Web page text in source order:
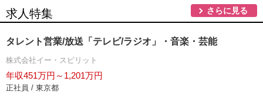
求人特集 さらに見る
タレント営業/放送「テレビ/ラジオ」・音楽・芸能
株式会社イー・スピリット
年収451万円～1,201万円
正社員 / 東京都